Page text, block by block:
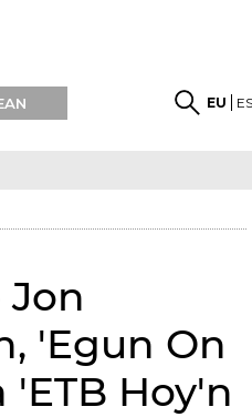
EU
'Egun On
'ETB Hoy'n